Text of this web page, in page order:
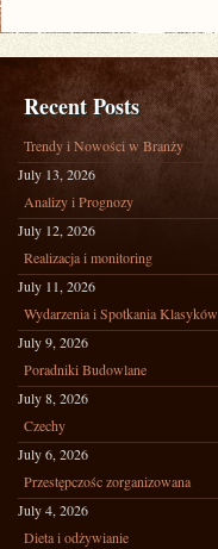
Recent Posts
Trendy i Nowości w Branży
July 13, 2026
Analizy i Prognozy
July 12, 2026
Realizacja i monitoring
July 11, 2026
Wydarzenia i Spotkania Klasyków
July 9, 2026
Poradniki Budowlane
July 8, 2026
Czechy
July 6, 2026
Przestępczośc zorganizowana
July 4, 2026
Dieta i odżywianie